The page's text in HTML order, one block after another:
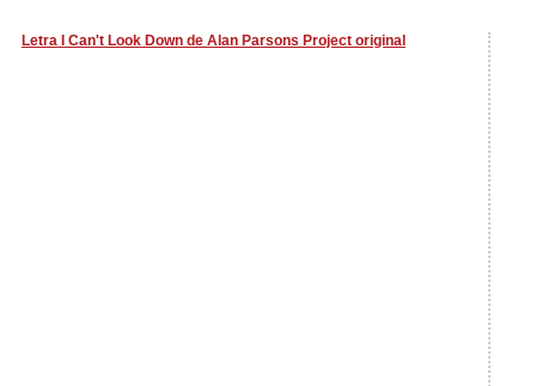
Letra I Can't Look Down de Alan Parsons Project original